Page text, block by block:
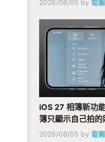
2026/08/05 by 電
iOS 27 相簿新功
簿只顯示自己拍的
2026/08/05 by 電